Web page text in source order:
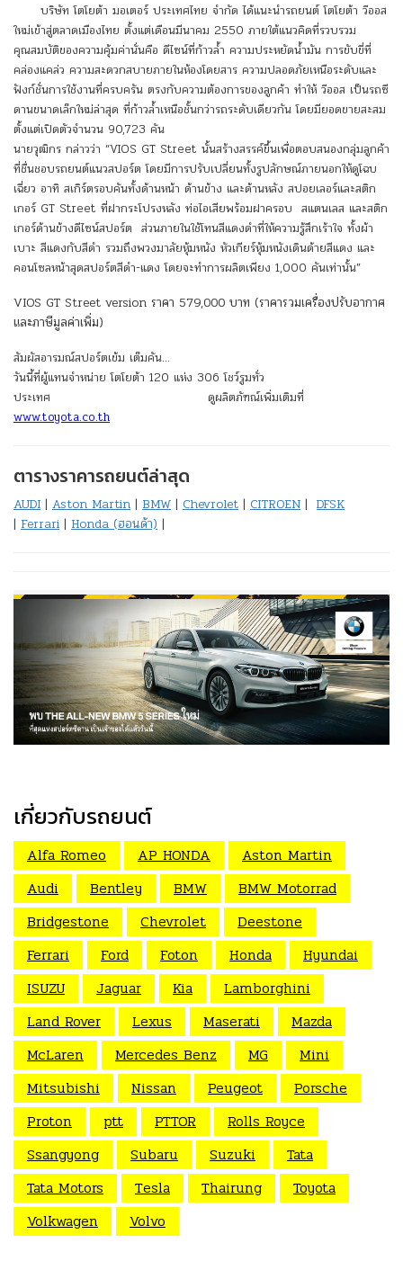
บริษัท โตโยต้า มอเตอร์ ประเทศไทย จำกัด ได้แนะนำรถยนต์ โตโยต้า วีออส
ใหม่เข้าสู่ตลาดเมืองไทย ตั้งแต่เดือนมีนาคม 2550 ภายใต้แนวคิดที่รวบรวม
คุณสมบัติของความคุ้มค่านั่นคือ ดีไซน์ที่ก้าวล้ำ ความประหยัดน้ำมัน การขับขี่ที่
คล่องแคล่ว ความสะดวกสบายภายในห้องโดยสาร ความปลอดภัยเหนือระดับและ
ฟังก์ชั่นการใช้งานที่ครบครัน ตรงกับความต้องการของลูกค้า ทำให้ วีออส เป็นรถซี
ดานขนาดเล็กใหม่ล่าสุด ที่ก้าวล้ำเหนือชั้นกว่ารถระดับเดียวกัน โดยมียอดขายสะสม
ตั้งแต่เปิดตัวจำนวน 90,723 คัน
นายวุฒิกร กล่าวว่า “VIOS GT Street นั้นสร้างสรรค์ขึ้นเพื่อตอบสนองกลุ่มลูกค้า
ที่ชื่นชอบรถยนต์แนวสปอร์ต โดยมีการปรับเปลี่ยนทั้งรูปลักษณ์ภายนอกให้ดูโฉบ
เฉี่ยว อาทิ สเกิร์ตรอบคันทั้งด้านหน้า ด้านข้าง และด้านหลัง สปอยเลอร์และสติก
เกอร์ GT Street ที่ฝากระโปรงหลัง ท่อไอเสียพร้อมฝาครอบ สแตนเลส และสติก
เกอร์ด้านข้างดีไซน์สปอร์ต ส่วนภายในใช้โทนสีแดงดำที่ให้ความรู้สึกเร้าใจ ทั้งผ้า
เบาะ สีแดงกับสีดำ รวมถึงพวงมาลัยหุ้มหนัง หัวเกียร์หุ้มหนังเดินด้ายสีแดง และ
คอนโซลหน้าสุดสปอร์ตสีดำ-แดง โดยจะทำการผลิตเพียง 1,000 คันเท่านั้น”
VIOS GT Street version ราคา 579,000 บาท (ราคารวมเครื่องปรับอากาศ
และภาษีมูลค่าเพิ่ม)
สัมผัสอารมณ์สปอร์ตเข้ม เต็มคัน…
วันนี้ที่ผู้แทนจำหน่าย โตโยต้า 120 แห่ง 306 โชว์รูมทั่ว
ประเทศ ดูผลิตภัฑณ์เพิ่มเติมที่
www.toyota.co.th
ตารางราคารถยนต์ล่าสุด
AUDI | Aston Martin | BMW | Chevrolet | CITROEN | DFSK
| Ferrari | Honda (ฮอนด้า) |
เกี่ยวกับรถยนต์
Alfa Romeo AP HONDA
Aston Martin
Audi
Bentley BMW
BMW Motorrad
Bridgestone
Chevrolet
Deestone
Ferrari
Ford Foton Honda
Hyundai
ISUZU
Jaguar Kia
Lamborghini
Land Rover
Lexus Maserati
Mazda
McLaren
Mercedes Benz MG
Mini
Mitsubishi
Nissan Peugeot
Porsche
Proton
ptt PTTOR
Rolls Royce
Ssangyong
Subaru Suzuki
Tata
Tata Motors
Tesla Thairung
Toyota
Volkwagen
Volvo